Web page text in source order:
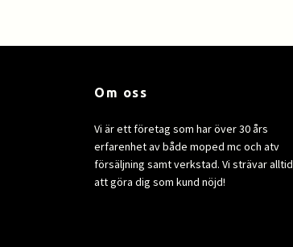
Om oss
Vi är ett företag som har över 30 års
erfarenhet av både moped mc och atv
försäljning samt verkstad. Vi strävar alltid
att göra dig som kund nöjd!